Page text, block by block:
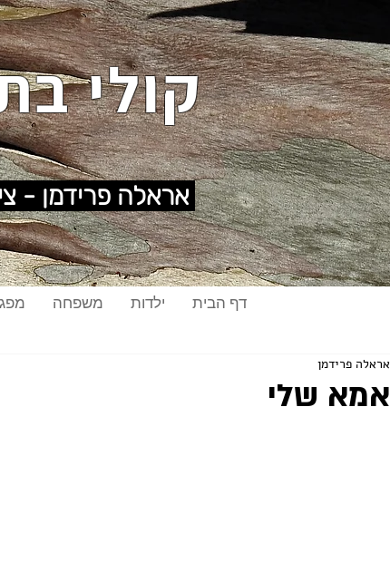
קולי
דף הבית ילדות משפחה
אמא שלי
אראלה פרידמן